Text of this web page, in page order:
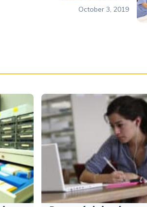
October 3, 2019